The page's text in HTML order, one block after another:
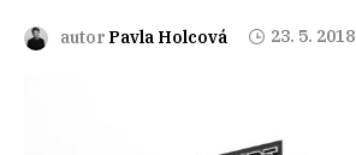
autor Pavla Holcová 23. 5. 2018